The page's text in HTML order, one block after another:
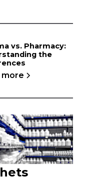
vs. Pharmacy:
the
more